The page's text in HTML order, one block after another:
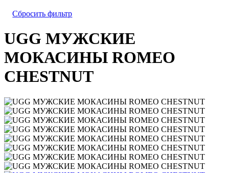
Сбросить фильтр
UGG МУЖСКИЕ
МОКАСИНЫ ROMEO
CHESTNUT